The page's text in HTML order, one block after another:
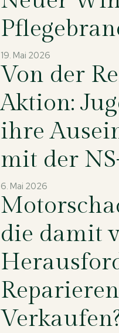
19. Mai 2026
Von der
Aktion:
ihre
mit der
6. Mai 2026
die damit